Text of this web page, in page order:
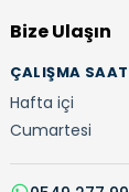
Bize Ulaşın
ÇALIŞMA
Hafta içi
Cumartesi